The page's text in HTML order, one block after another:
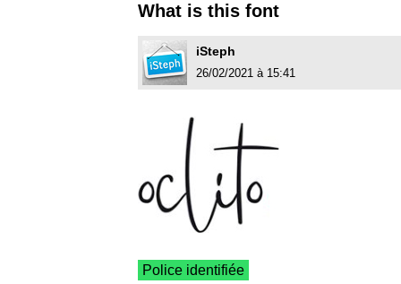
What is this font
iSteph
26/02/2021 à 15:41
Police identifiée